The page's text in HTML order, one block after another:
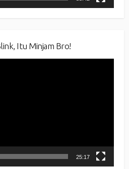
Itu Minjam Bro!
25:17